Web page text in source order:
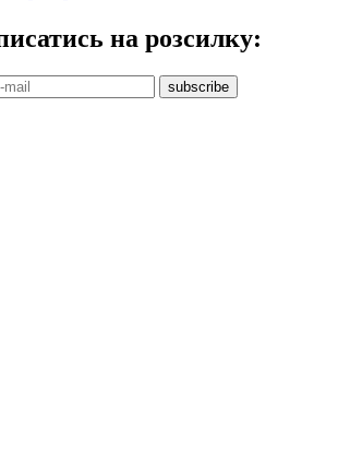
на розсилку:
subscribe